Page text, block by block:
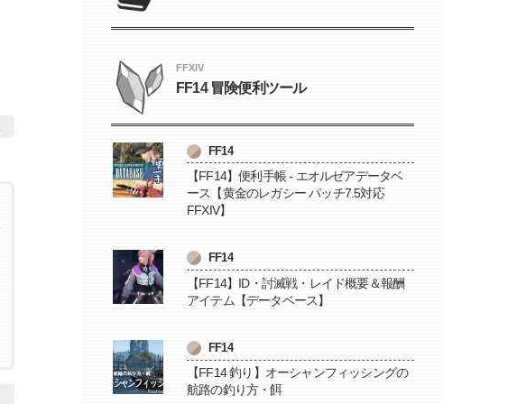
FFXIV
FF14 冒険便利ツール
FF14
【FF14】便利手帳 - エオルゼアデータベ
ース【黄金のレガシー パッチ7.5対応
FFXIV】
FF14
【FF14】ID・討滅戦・レイド概要＆報酬
アイテム【データベース】
FF14
【FF14 釣り】オーシャンフィッシングの
航路の釣り方・餌